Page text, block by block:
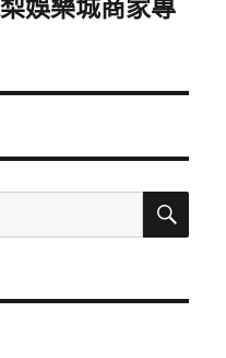
娛樂城商家專
搜